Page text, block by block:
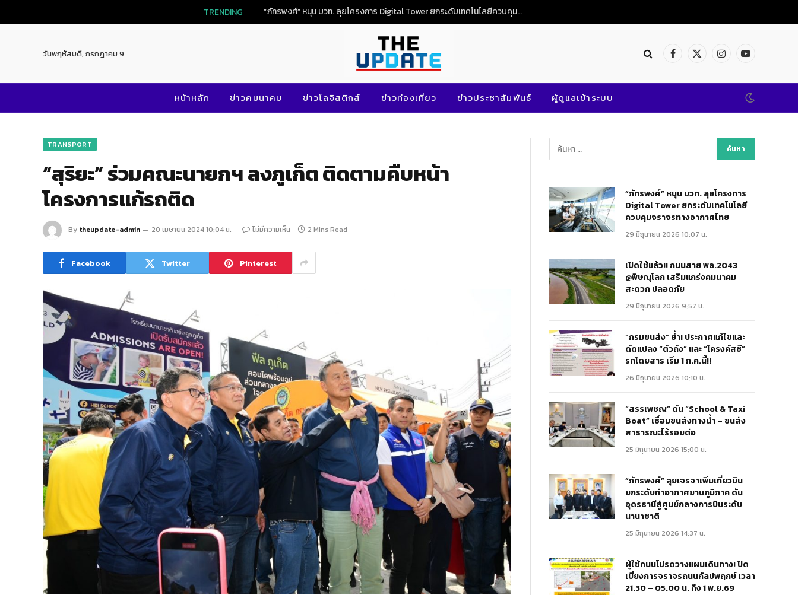
TRENDING “ภัทรพงศ์” หนุน บวท. ลุยโครงการ Digital Tower ยกระดับเทคโนโลยีควบคุมจราจรทางอากาศไทย
วันพฤหัสบดี, กรกฎาคม 9 Facebook
X
InstagramYouTube
หน้าหลัก ข่าวคมนาคม ข่าวโลจิสติกส์ ข่าวท่องเที่ยว ข่าวประชาสัมพันธ์ ผู้ดูแลเข้าระบบ
TRANSPORT
“สุริยะ” ร่วมคณะนายกฯ ลงภูเก็ต ติดตามคืบหน้า
โครงการแก้รถติด
By theupdate-admin 20 เมษายน 2024 10:04 น. ไม่มีความเห็น 2 Mins Read
Facebook Twitter Pinterest
“ภัทรพงศ์” หนุน บวท. ลุยโครงการ
Digital Tower ยกระดับเทคโนโลยี
ควบคุมจราจรทางอากาศไทย
29 มิถุนายน 2026 10:07 น.
เปิดใช้แล้ว!! ถนนสาย พล.2043
@พิษณุโลก เสริมแกร่งคมนาคม
สะดวก ปลอดภัย
29 มิถุนายน 2026 9:57 น.
“กรมขนส่ง” ย้ำ! ประกาศแก้ไขและ
ดัดแปลง “ตัวถัง” และ “โครงคัสซี”
รถโดยสาร เริ่ม 1 ก.ค.นี้!!
26 มิถุนายน 2026 10:10 น.
“สรรเพชญ” ดัน “School & Taxi
Boat” เชื่อมขนส่งทางน้ำ – ขนส่ง
สาธารณะไร้รอยต่อ
25 มิถุนายน 2026 15:00 น.
“ภัทรพงศ์” ลุยเจรจาเพิ่มเที่ยวบิน
ยกระดับท่าอากาศยานภูมิภาค ดัน
อุดรธานีสู่ศูนย์กลางการบินระดับ
นานาชาติ
25 มิถุนายน 2026 14:37 น.
ผู้ใช้ถนนโปรดวางแผนเดินทาง! ปิด
เบี่ยงการจราจรถนนกัลปพฤกษ์ เวลา
21.30 – 05.00 น. ถึง 1 พ.ย.69